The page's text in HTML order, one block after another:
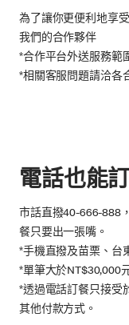
為了讓你更便利地享
我們的合作夥伴
*合作平台外送服務範
*相關客服問題請洽各
電話也能訂
市話直撥40-666-888
餐只要出一張嘴。
*手機直撥及苗栗、台
*單筆大於NT$30,000
*透過電話訂餐只接受
其他付款方式。